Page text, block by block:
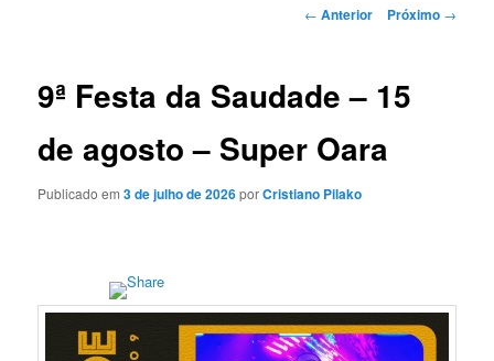
Navegação
← Anterior Próximo →
9ª Festa da Saudade – 15
de agosto – Super Oara
Publicado em3 de julho de 2026porCristiano Pilako